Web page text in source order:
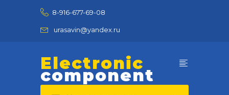
8-916-677-69-08
urasavin@yandex.ru
Electronic
component